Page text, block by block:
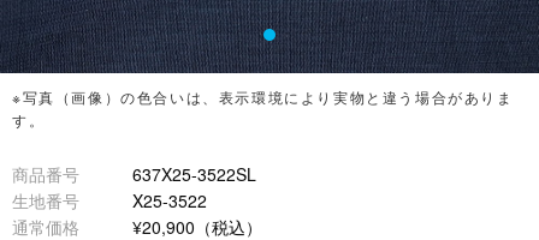
※写真（画像）の色合いは、表示環境により実物と違う場合がありま
す。
商品番号
637X25-3522SL
生地番号
X25-3522
通常価格
¥20,900（税込）